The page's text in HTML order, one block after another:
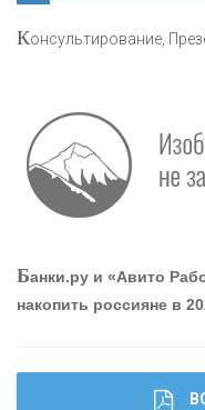
Работа мечты. Что
привлечь и
Консультирование,
Банки.ру и «Авито
накопить россияне в